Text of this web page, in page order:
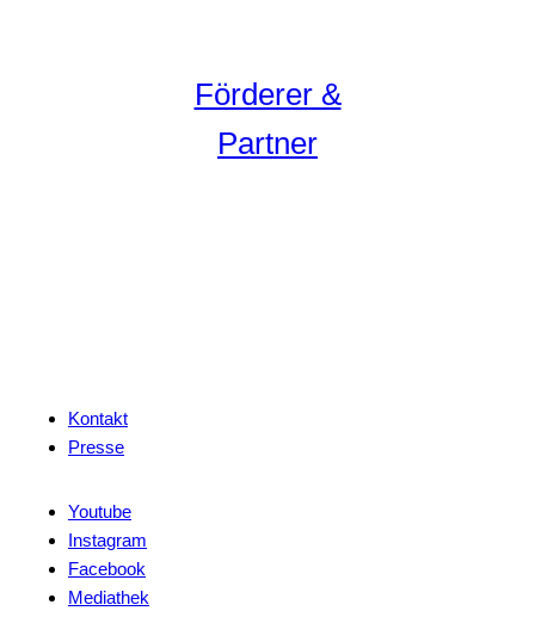
Förderer &
Partner
Kontakt
Presse
Youtube
Instagram
Facebook
Mediathek